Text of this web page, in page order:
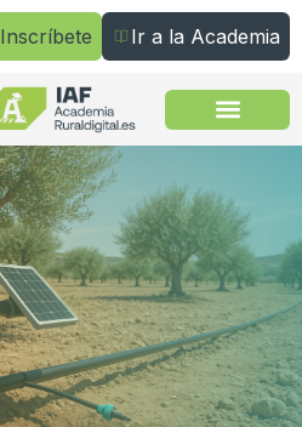
Inscríbete Ir a la Academia